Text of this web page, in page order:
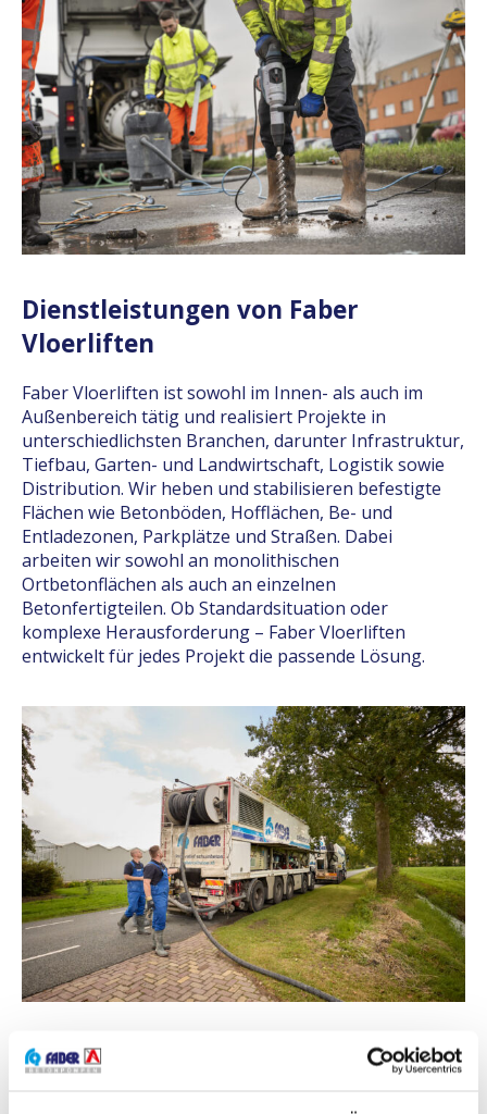
Dienstleistungen von Faber
Vloerliften
Faber Vloerliften ist sowohl im Innen- als auch im
Außenbereich tätig und realisiert Projekte in
unterschiedlichsten Branchen, darunter Infrastruktur,
Tiefbau, Garten- und Landwirtschaft, Logistik sowie
Distribution. Wir heben und stabilisieren befestigte
Flächen wie Betonböden, Hofflächen, Be- und
Entladezonen, Parkplätze und Straßen. Dabei
arbeiten wir sowohl an monolithischen
Ortbetonflächen als auch an einzelnen
Betonfertigteilen. Ob Standardsituation oder
komplexe Herausforderung – Faber Vloerliften
entwickelt für jedes Projekt die passende Lösung.
Hochwertiger Schaumbeton
Der von Faber Vloerliften eingesetzte Schaumbeton